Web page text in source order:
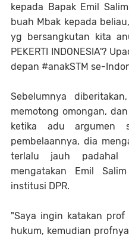
kepada Bapak Emil
buah Mbak kepada
yg bersangkutan kita
PEKERTI INDONESIA'?
depan #anakSTM se-
Sebelumnya
memotong omongan,
ketika adu argumen
pembelaannya, dia
terlalu jauh padahal
mengatakan Emil
institusi DPR.
"Saya ingin katakan
hukum, kemudian